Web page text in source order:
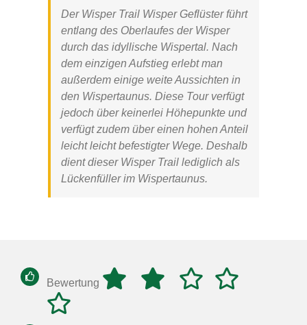
Der Wisper Trail Wisper Geflüsterführt
entlang des Oberlaufes der Wisper
durch das idyllische Wispertal. Nach
dem einzigen Aufstieg erlebt man
außerdem einige weite Aussichten in
den Wispertaunus. Diese Tour verfügt
jedoch über keinerlei Höhepunkte und
verfügt zudem über einen hohen Anteil
leicht leicht befestigter Wege. Deshalb
dient dieser Wisper Trail lediglich als
Lückenfüller im Wispertaunus.
Bewertung